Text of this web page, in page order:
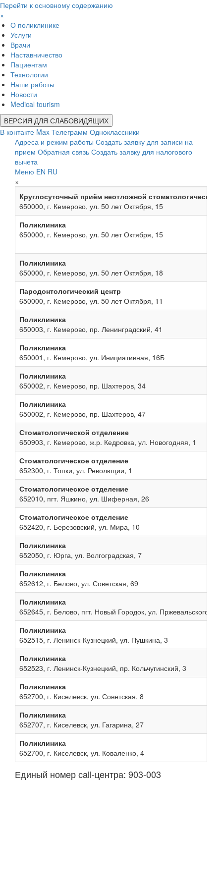
Перейти к основному содержанию
×
О поликлинике
Услуги
Врачи
Наставничество
Пациентам
Технологии
Наши работы
Новости
Medical tourism
ВЕРСИЯ ДЛЯ СЛАБОВИДЯЩИХ
В контакте Max Телеграмм Одноклассники
Адреса и режим работы Создать заявку для записи на
прием Обратная связь Создать заявку для налогового
вычета
Меню EN RU
×
Круглосуточный приём неотложной
650000, г. Кемерово, ул. 50 лет Октября, 15
Поликлиника
650000, г. Кемерово, ул. 50 лет Октября, 15
Поликлиника
650000, г. Кемерово, ул. 50 лет Октября, 18
Пародонтологический центр
650000, г. Кемерово, ул. 50 лет Октября, 11
Поликлиника
650003, г. Кемерово, пр. Ленинградский, 41
Поликлиника
650001, г. Кемерово, ул. Инициативная, 16Б
Поликлиника
650002, г. Кемерово, пр. Шахтеров, 34
Поликлиника
650002, г. Кемерово, пр. Шахтеров, 47
Стоматологической отделение
650903, г. Кемерово, ж.р. Кедровка, ул. Новогодняя, 1
Стоматологическое отделение
652300, г. Топки, ул. Революции, 1
Стоматологическое отделение
652010, пгт. Яшкино, ул. Шиферная, 26
Стоматологическое отделение
652420, г. Березовский, ул. Мира, 10
Поликлиника
652050, г. Юрга, ул. Волгоградская, 7
Поликлиника
652612, г. Белово, ул. Советская, 69
Поликлиника
652645, г. Белово, пгт. Новый Городок, ул. Пржевальского, 13
Поликлиника
652515, г. Ленинск-Кузнецкий, ул. Пушкина, 3
Поликлиника
652523, г. Ленинск-Кузнецкий, пр. Кольчугинский, 3
Поликлиника
652700, г. Киселевск, ул. Советская, 8
Поликлиника
652707, г. Киселевск, ул. Гагарина, 27
Поликлиника
652700, г. Киселевск, ул. Коваленко, 4
Единый номер сall-центра: 903-003